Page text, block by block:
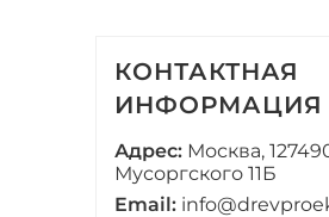
КОНТАКТНАЯ
ИНФОРМАЦИЯ
Адрес: Москва,
Мусоргского 11Б
Email: